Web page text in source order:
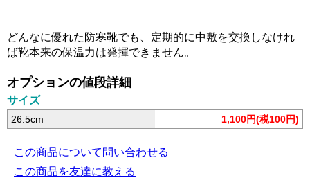
どんなに優れた防寒靴でも、定期的に中敷を交換しなけれ
ば靴本来の保温力は発揮できません。
オプションの値段詳細
サイズ
26.5cm 1,100円(税100円)
この商品について問い合わせる
この商品を友達に教える